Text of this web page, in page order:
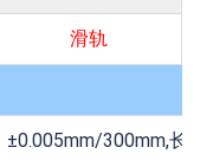
滑轨
±0.005mm/300mm,长